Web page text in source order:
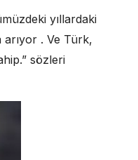
yıllardaki
. Ve Türk,
sözleri